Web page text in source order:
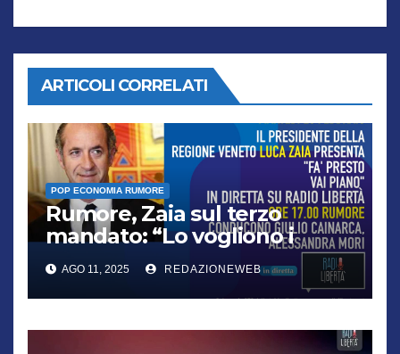
ARTICOLI CORRELATI
POP ECONOMIA RUMORE
Rumore, Zaia sul terzo
mandato: “Lo vogliono i
cittadini, chi non lo capisce
verrà punito”
AGO 11, 2025 REDAZIONEWEB